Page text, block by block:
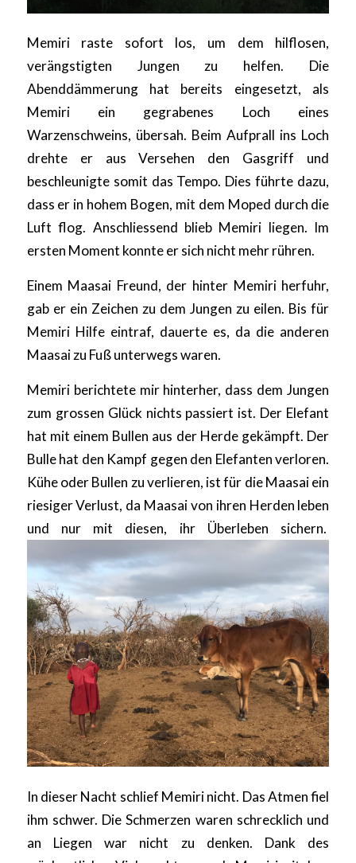
Memiri raste sofort los, um dem hilflosen,
verängstigten Jungen zu helfen. Die
Abenddämmerung hat bereits eingesetzt, als
Memiri ein gegrabenes Loch eines
Warzenschweins, übersah. Beim Aufprall ins Loch
drehte er aus Versehen den Gasgriff und
beschleunigte somit das Tempo. Dies führte dazu,
dass er in hohem Bogen, mit dem Moped durch die
Luft flog. Anschliessend blieb Memiri liegen. Im
ersten Moment konnte er sich nicht mehr rühren.
Einem Maasai Freund, der hinter Memiri herfuhr,
gab er ein Zeichen zu dem Jungen zu eilen. Bis für
Memiri Hilfe eintraf, dauerte es, da die anderen
Maasai zu Fuß unterwegs waren.
Memiri berichtete mir hinterher, dass dem Jungen
zum grossen Glück nichts passiert ist. Der Elefant
hat mit einem Bullen aus der Herde gekämpft. Der
Bulle hat den Kampf gegen den Elefanten verloren.
Kühe oder Bullen zu verlieren, ist für die Maasai ein
riesiger Verlust, da Maasai von ihren Herden leben
und nur mit diesen, ihr Überleben sichern.
In dieser Nacht schlief Memiri nicht. Das Atmen fiel
ihm schwer. Die Schmerzen waren schrecklich und
an Liegen war nicht zu denken. Dank des